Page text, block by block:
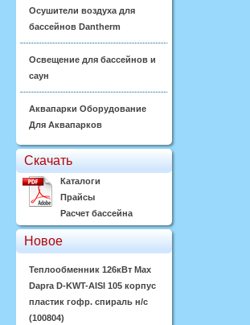
Осушители воздуха для
бассейнов Dantherm
Освещение для бассейнов и
саун
Аквапарки Оборудование
Для Аквапарков
Скачать
Каталоги
Прайсы
Расчет бассейна
Новое
Теплообменник 126кВт Max
Dapra D-KWT-AISI 105 корпус
пластик гофр. спираль н/с
(100804)